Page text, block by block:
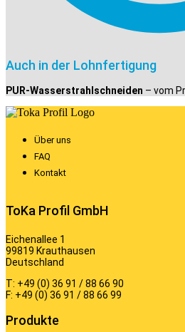
Auch in der Lohnfertigung
PUR-Wasserstrahlschneiden – vom
Über uns
FAQ
Kontakt
ToKa Profil GmbH
Eichenallee 1
99819 Krauthausen
Deutschland
T: +49 (0) 36 91 / 88 66 90
F: +49 (0) 36 91 / 88 66 99
Produkte